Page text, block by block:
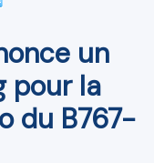
un
pour la
du B767-